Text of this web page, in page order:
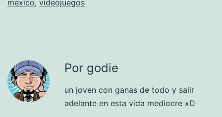
mexico, videojuegos
Por godie
un joven con ganas de todo y salir
adelante en esta vida mediocre xD